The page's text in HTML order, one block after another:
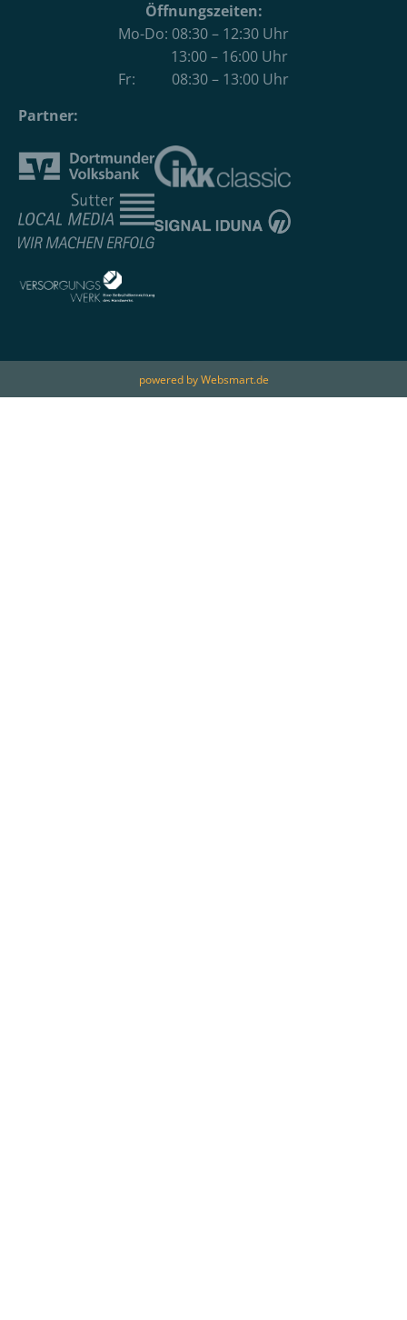
Öffnungszeiten:
Mo-Do: 08:30 – 12:30 Uhr
13:00 – 16:00 Uhr
Fr: 08:30 – 13:00 Uhr
Partner:
powered by Websmart.de